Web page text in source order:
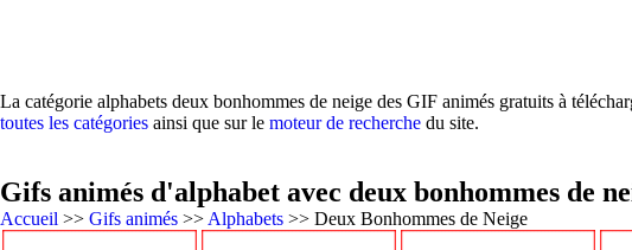
La catégorie alphabets deux bonhommes de neige des GIF animés gratuits à
toutes les catégories ainsi que sur le moteur de recherche du site.
Gifs animés d'alphabet avec deux bonhommes de
Accueil >> Gifs animés >> Alphabets >> Deux Bonhommes de Neige